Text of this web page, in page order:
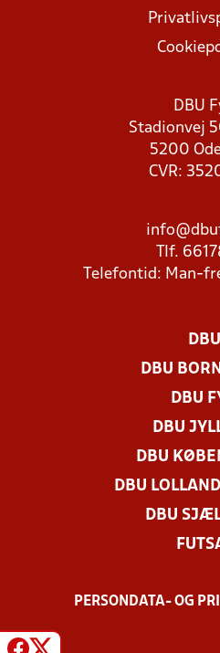
DBU
Stadionvej
5200
CVR:
Tlf.
Telefontid: Man-
DBU
DBU
DBU
DBU
DBU
DBU
DBU
PERSONDATA- OG